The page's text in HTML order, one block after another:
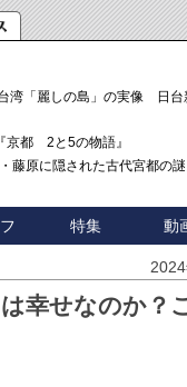
湾「麗しの島」の実像 日台
京都 2と5の物語』
藤原に隠された古代宮都の謎
特集 動
幸せなのか？